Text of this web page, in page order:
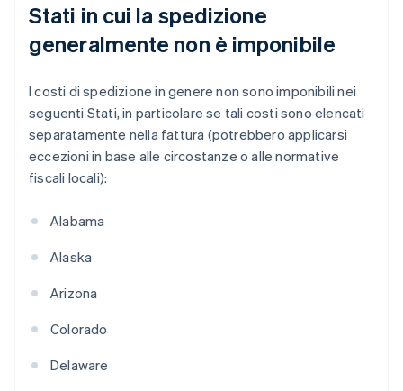
Stati in cui la spedizione
generalmente non è imponibile
I costi di spedizione in genere non sono imponibili nei
seguenti Stati, in particolare se tali costi sono elencati
separatamente nella fattura (potrebbero applicarsi
eccezioni in base alle circostanze o alle normative
fiscali locali):
Alabama
Alaska
Arizona
Colorado
Delaware